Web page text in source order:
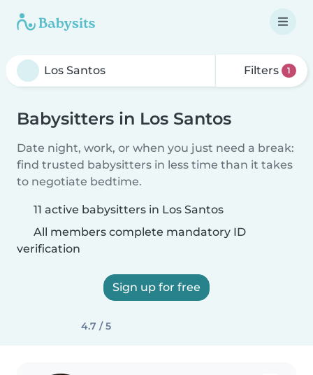
Filters 1
Babysitters in Los Santos
Date night, work, or when you just need a break:
find trusted babysitters in less time than it takes
to negotiate bedtime.
11 active babysitters in Los Santos
All members complete mandatory ID
verification
Sign up for free
4.7 / 5